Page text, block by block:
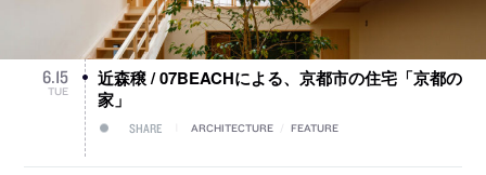
6.15
TUE
近森穣 / 07BEACHによる、京都市の住宅「京都の
家」
SHARE ARCHITECTURE FEATURE